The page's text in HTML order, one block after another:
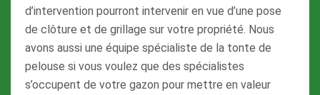
d’intervention pourront intervenir en vue d’une pose
de clôture et de grillage sur votre propriété. Nous
avons aussi une équipe spécialiste de la tonte de
pelouse si vous voulez que des spécialistes
s’occupent de votre gazon pour mettre en valeur